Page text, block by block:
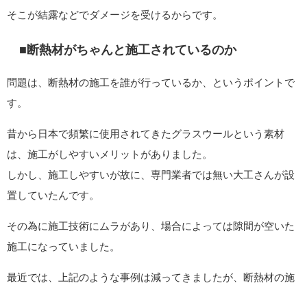
そこが結露などでダメージを受けるからです。
■断熱材がちゃんと施工されているのか
問題は、断熱材の施工を誰が行っているか、というポイントで
す。
昔から日本で頻繁に使用されてきたグラスウールという素材
は、施工がしやすいメリットがありました。
しかし、施工しやすいが故に、専門業者では無い大工さんが設
置していたんです。
その為に施工技術にムラがあり、場合によっては隙間が空いた
施工になっていました。
最近では、上記のような事例は減ってきましたが、断熱材の施